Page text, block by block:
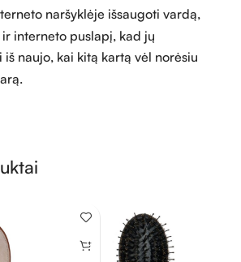
naršyklėje išsaugoti vardą,
interneto puslapį, kad jų
naujo, kai kitą kartą vėl norėsiu